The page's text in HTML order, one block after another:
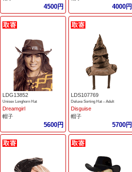
4500円 4000円
LDG13852
Unisex Longhorn Hat
Dreamgirl
帽子
5600円
LDS107769
Deluxe Sorting Hat – Adult
Disguise
帽子
5700円